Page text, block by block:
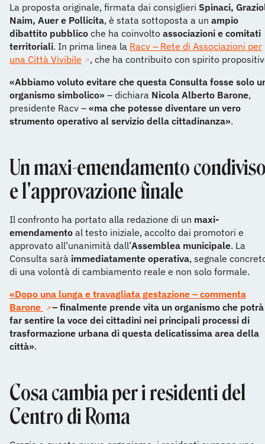
La proposta originale, firmata dai consiglieri Spinaci,
Naim, Auer e Pollicita, è stata sottoposta a un ampio
dibattito pubblico che ha coinvolto associazioni e comitati
territoriali. In prima linea la Racv – Rete di Associazioni per
una Città Vivibile
, che ha contribuito con spirito
«Abbiamo voluto evitare che questa Consulta fosse solo
organismo simbolico» – dichiara Nicola Alberto Barone,
presidente Racv – «ma che potesse diventare un vero
strumento operativo al servizio della cittadinanza».
Un maxi-emendamento
e l'approvazione finale
Il confronto ha portato alla redazione di un maxi-
emendamento al testo iniziale, accolto dai promotori e
approvato all’unanimità dall’Assemblea municipale. La
Consulta sarà immediatamente operativa, segnale
di una volontà di cambiamento reale e non solo formale.
«Dopo una lunga e travagliata gestazione – commenta
Barone
– finalmente prende vita un organismo che potrà
far sentire la voce dei cittadini nei principali processi di
trasformazione urbana di questa delicatissima area della
città».
Cosa cambia per i residenti del
Centro di Roma